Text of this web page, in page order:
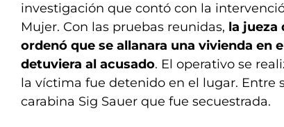
investigación que contó con la
Mujer. Con las pruebas reunidas, la jueza
ordenó que se allanara una vivienda en
detuviera al acusado. El operativo se
la víctima fue detenido en el lugar. Entre
carabina Sig Sauer que fue secuestrada.